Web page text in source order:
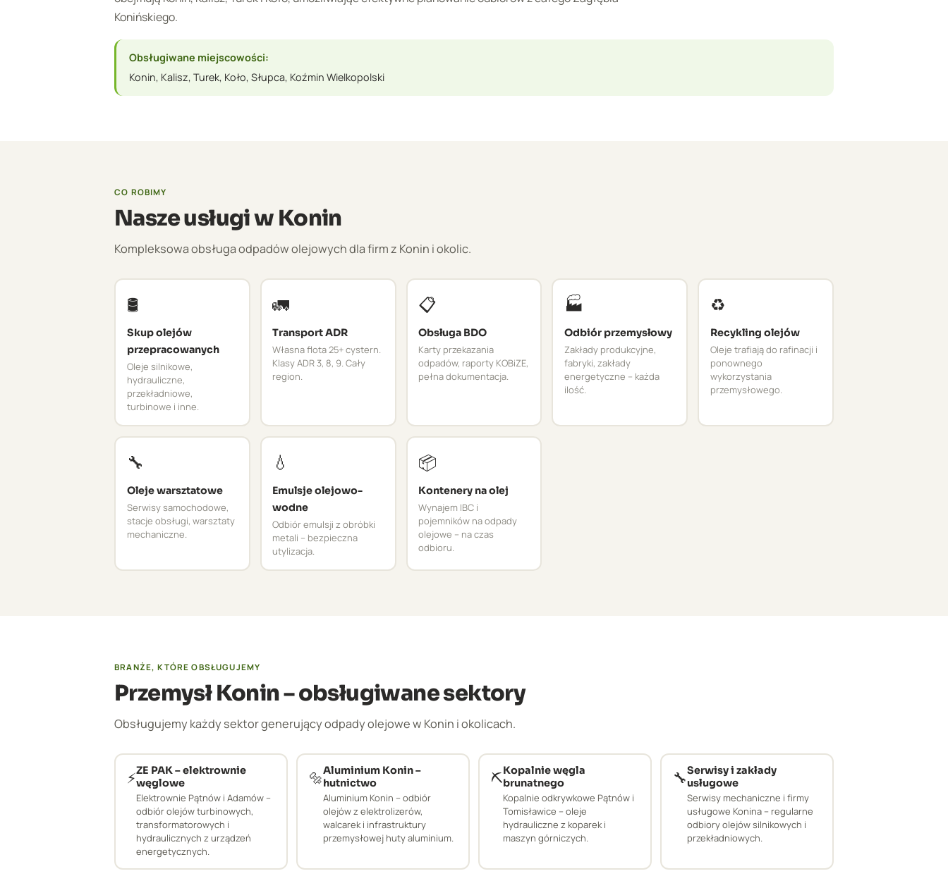
Konińskiego.
Obsługiwane miejscowości:
Konin, Kalisz, Turek, Koło, Słupca, Koźmin Wielkopolski
CO ROBIMY
Nasze usługi w Konin
Kompleksowa obsługa odpadów olejowych dla firm z Konin i okolic.
🛢️
Skup olejów
przepracowanych
Oleje silnikowe,
hydrauliczne,
przekładniowe,
turbinowe i inne.
🚛
Transport ADR
Własna flota 25+ cystern.
Klasy ADR 3, 8, 9. Cały
region.
📋
Obsługa BDO
Karty przekazania
odpadów, raporty KOBiZE,
pełna dokumentacja.
🏭
Odbiór przemysłowy
Zakłady produkcyjne,
fabryki, zakłady
energetyczne – każda
ilość.
♻️
Recykling olejów
Oleje trafiają do rafinacji i
ponownego
wykorzystania
przemysłowego.
🔧
Oleje warsztatowe
Serwisy samochodowe,
stacje obsługi, warsztaty
mechaniczne.
💧
Emulsje olejowo-
wodne
Odbiór emulsji z obróbki
metali – bezpieczna
utylizacja.
📦
Kontenery na olej
Wynajem IBC i
pojemników na odpady
olejowe – na czas
odbioru.
BRANŻE, KTÓRE OBSŁUGUJEMY
Przemysł Konin – obsługiwane sektory
Obsługujemy każdy sektor generujący odpady olejowe w Konin i okolicach.
⚡ZE PAK – elektrownie
węglowe
Elektrownie Pątnów i Adamów –
odbiór olejów turbinowych,
transformatorowych i
hydraulicznych z urządzeń
energetycznych.
🔩Aluminium Konin –
hutnictwo
Aluminium Konin – odbiór
olejów z elektrolizerów,
walcarek i infrastruktury
przemysłowej huty aluminium.
⛏️Kopalnie węgla
brunatnego
Kopalnie odkrywkowe Pątnów i
Tomisławice – oleje
hydrauliczne z koparek i
maszyn górniczych.
🔧Serwisy i zakłady
usługowe
Serwisy mechaniczne i firmy
usługowe Konina – regularne
odbiory olejów silnikowych i
przekładniowych.